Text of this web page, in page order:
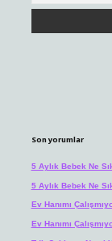
Son yorumlar
5 Aylık Bebek Ne
5 Aylık Bebek Ne
Ev Hanımı
Ev Hanımı